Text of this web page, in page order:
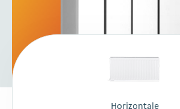
Horizontale